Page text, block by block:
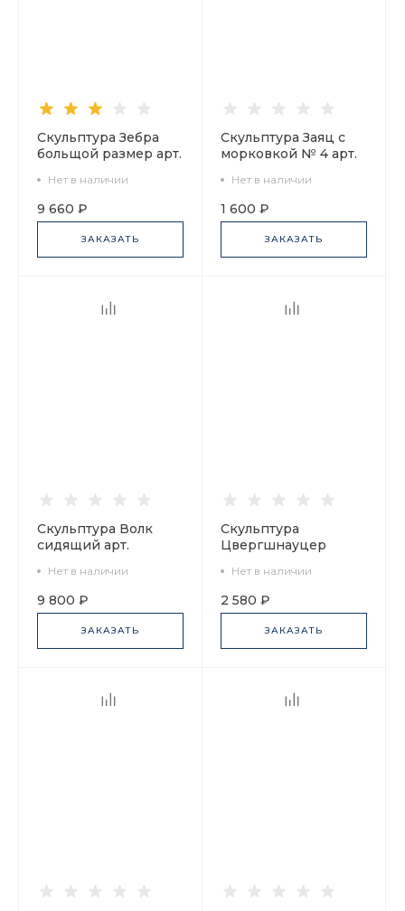
Скульптура Зебра
больщой размер арт.
Нет в наличии
9 660 ₽
ЗАКАЗАТЬ
Скульптура Заяц с
морковкой № 4 арт.
Нет в наличии
1 600 ₽
ЗАКАЗАТЬ
Скульптура Волк
сидящий арт.
Нет в наличии
9 800 ₽
ЗАКАЗАТЬ
Скульптура
Цвергшнауцер
82.82962.00.1
Нет в наличии
2 580 ₽
ЗАКАЗАТЬ